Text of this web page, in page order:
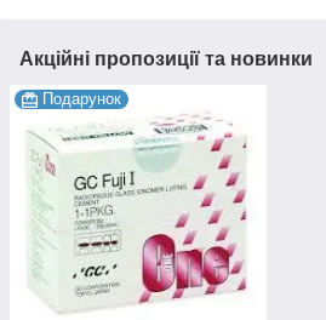
Акційні пропозиції та новинки
Подарунок